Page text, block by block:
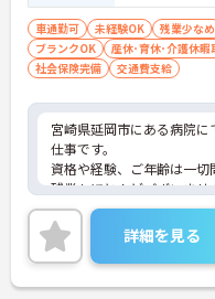
車通勤可 未経験OK 残業少なめ
ブランクOK
産休･育休･介護休暇
社会保険完備
交通費支給
宮崎県延岡市にある病院
仕事です。
資格や経験、ご年齢は一切
残業もほとんどございま
庭との両立もしやすい環境
育児休暇取得実績があり、
ゃる方に理解があるので、
す。
マイカー通勤OKで毎日の
詳細を見る